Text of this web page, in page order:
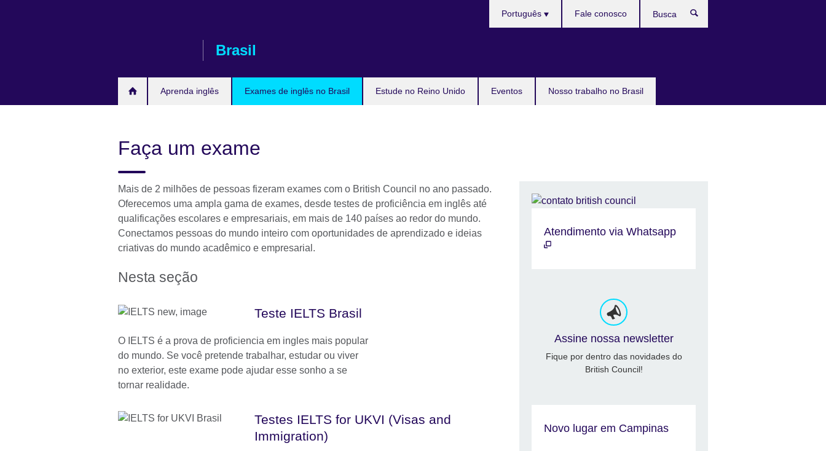
Brasil
Aprenda inglês Exames de inglês no Brasil Estude no Reino Unido Eventos Nosso trabalho no Brasil
Português Fale conosco
Faça um exame
Mais de 2 milhões de pessoas fizeram exames com o British Council no ano passado.
Oferecemos uma ampla gama de exames, desde testes de proficiência em inglês até
qualificações escolares e empresariais, em mais de 140 países ao redor do mundo.
Conectamos pessoas do mundo inteiro com oportunidades de aprendizado e ideias
criativas do mundo acadêmico e empresarial.
Nesta seção
Teste IELTS Brasil
O IELTS é a prova de proficiencia em ingles mais popular
do mundo. Se você pretende trabalhar, estudar ou viver
no exterior, este exame pode ajudar esse sonho a se
tornar realidade.
Testes IELTS for UKVI (Visas and
Immigration)
Atendimento via Whatsapp
Assine nossa newsletter
Fique por dentro das novidades do
British Council!
Novo lugar em Campinas